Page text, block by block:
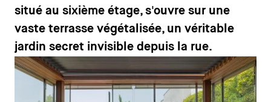
situé au sixième étage, s'ouvre sur une
vaste terrasse végétalisée, un véritable
jardin secret invisible depuis la rue.